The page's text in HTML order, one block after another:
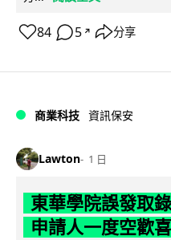
84 5 ↗ 分享
商業科技 資訊保安
Lawton 1 日
東華學院誤發取
申請人一度空歡